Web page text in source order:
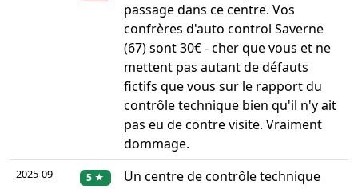
passage dans ce centre. Vos
confrères d'auto control Saverne
(67) sont 30€ - cher que vous et ne
mettent pas autant de défauts
fictifs que vous sur le rapport du
contrôle technique bien qu'il n'y ait
pas eu de contre visite. Vraiment
dommage.
2025-09 5 ★
Un centre de contrôle technique